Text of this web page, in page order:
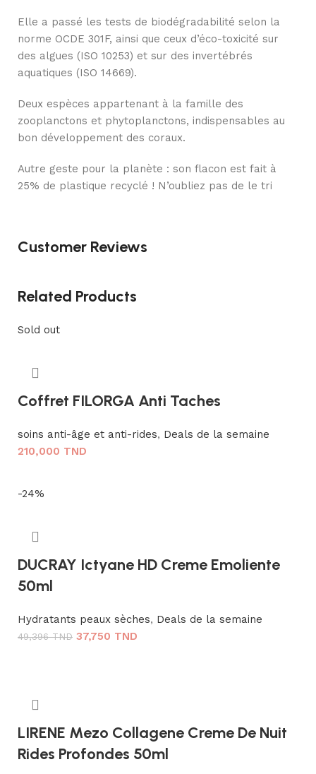
Elle a passé les tests de biodégradabilité selon la
norme OCDE 301F, ainsi que ceux d’éco-toxicité sur
des algues (ISO 10253) et sur des invertébrés
aquatiques (ISO 14669).
Deux espèces appartenant à la famille des
zooplanctons et phytoplanctons, indispensables au
bon développement des coraux.
Autre geste pour la planète : son flacon est fait à
25% de plastique recyclé ! N’oubliez pas de le tri
Customer Reviews
Related Products
Sold out
Coffret FILORGA Anti Taches
soins anti-âge et anti-rides, Deals de la semaine
210,000 TND
-24%
DUCRAY Ictyane HD Creme Emoliente
50ml
Hydratants peaux sèches, Deals de la semaine
49,396TND 37,750 TND
LIRENE Mezo Collagene Creme De Nuit
Rides Profondes 50ml